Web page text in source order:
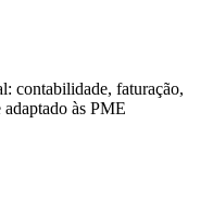
contabilidade, faturação,
às PME